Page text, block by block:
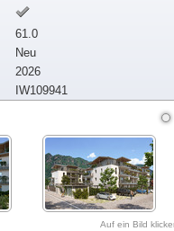
61.0
Neu
2026
IW109941
Auf ein Bild